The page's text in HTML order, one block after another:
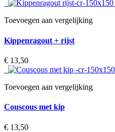
Toevoegen aan vergelijking
Kippenragout + rijst
€ 13,50‎
Toevoegen aan vergelijking
Couscous met kip
€ 13,50‎